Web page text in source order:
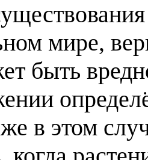
мире,
быть
в этом